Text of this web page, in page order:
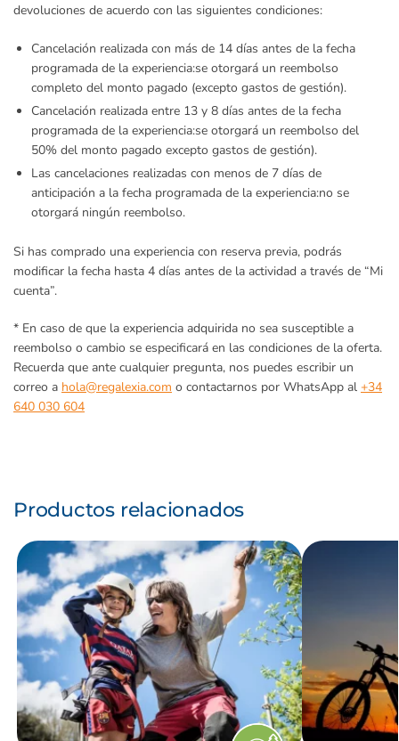
devoluciones de acuerdo con las siguientes condiciones:
Cancelación realizada con más de 14 días antes de la fecha
programada de la experiencia:se otorgará un reembolso
completo del monto pagado (excepto gastos de gestión).
Cancelación realizada entre 13 y 8 días antes de la fecha
programada de la experiencia:se otorgará un reembolso del
50% del monto pagado excepto gastos de gestión).
Las cancelaciones realizadas con menos de 7 días de
anticipación a la fecha programada de la experiencia:no se
otorgará ningún reembolso.
Si has comprado una experiencia con reserva previa, podrás
modificar la fecha hasta 4 días antes de la actividad a través de “Mi
cuenta”.
* En caso de que la experiencia adquirida no sea susceptible a
reembolso o cambio se especificará en las condiciones de la oferta.
Recuerda que ante cualquier pregunta, nos puedes escribir un
correo a hola@regalexia.com o contactarnos por WhatsApp al +34
640 030 604
Productos relacionados